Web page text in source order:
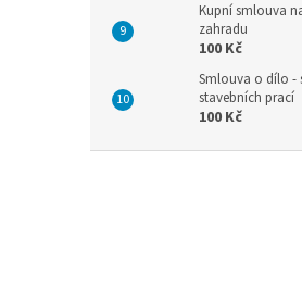
Kupní smlouva
zahradu
100 Kč
Smlouva o dílo -
stavebních prací
100 Kč